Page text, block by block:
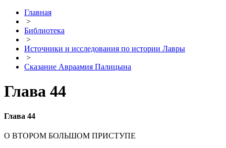
Главная
>
Библиотека
>
Источники и исследования по истории Лавры
>
Сказание Авраамия Палицына
Глава 44
Глава 44
О ВТОРОМ БОЛЬШОМ ПРИСТУПE